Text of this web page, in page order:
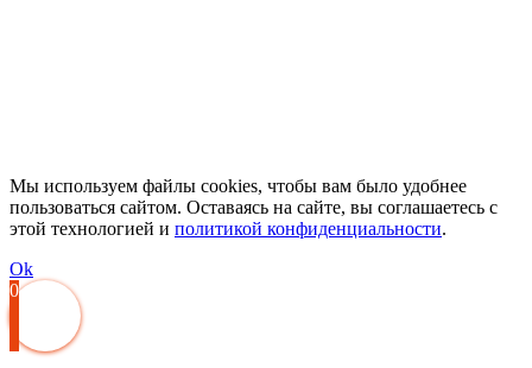
Мы используем файлы cookies, чтобы вам было удобнее
пользоваться сайтом. Оставаясь на сайте, вы соглашаетесь с
этой технологией и политикой конфиденциальности.
Ok
0